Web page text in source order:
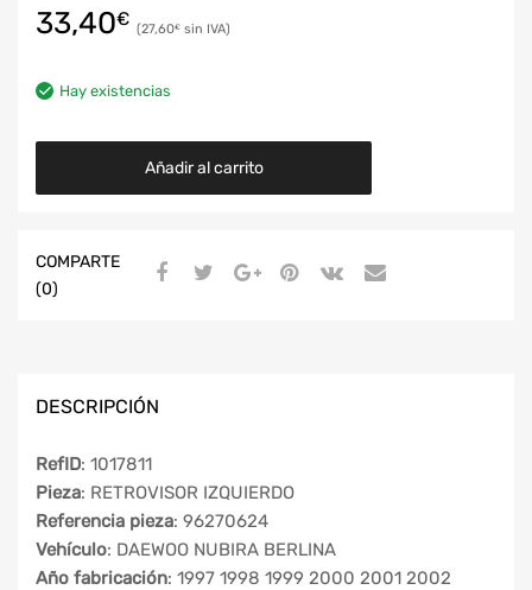
33,40€ 27,60€
Hay existencias
Añadir al carrito
COMPARTE
(0)
DESCRIPCIÓN
RefID: 1017811
Pieza: RETROVISOR IZQUIERDO
Referencia pieza: 96270624
Vehículo: DAEWOO NUBIRA BERLINA
Año fabricación: 1997 1998 1999 2000 2001 2002